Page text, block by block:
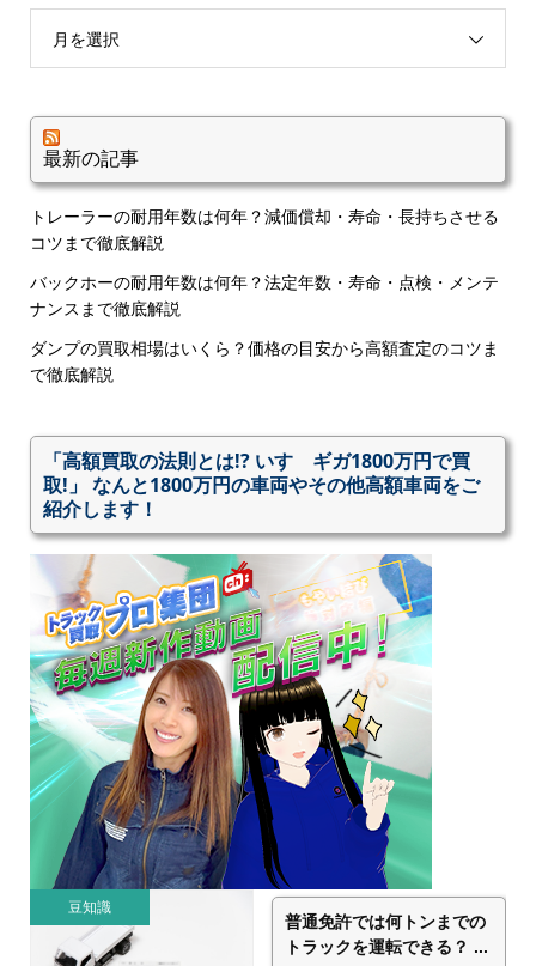
豆知識
普通免許では何トンまでの
トラックを運転できる？ ...
月を選択
最新の記事
トレーラーの耐用年数は何年？減価償却・寿命・長持ちさせる
コツまで徹底解説
バックホーの耐用年数は何年？法定年数・寿命・点検・メンテ
ナンスまで徹底解説
ダンプの買取相場はいくら？価格の目安から高額査定のコツま
で徹底解説
「高額買取の法則とは!? いすゞギガ1800万円で買
取!」 なんと1800万円の車両やその他高額車両をご
紹介します！